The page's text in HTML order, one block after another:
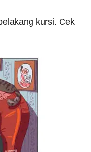
kursi. Cek